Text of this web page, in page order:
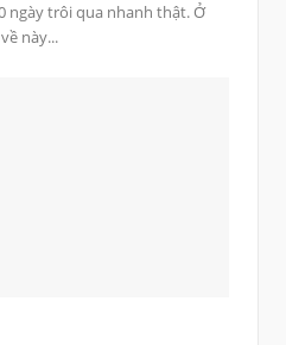
ngày trôi qua nhanh thật. Ở
này...